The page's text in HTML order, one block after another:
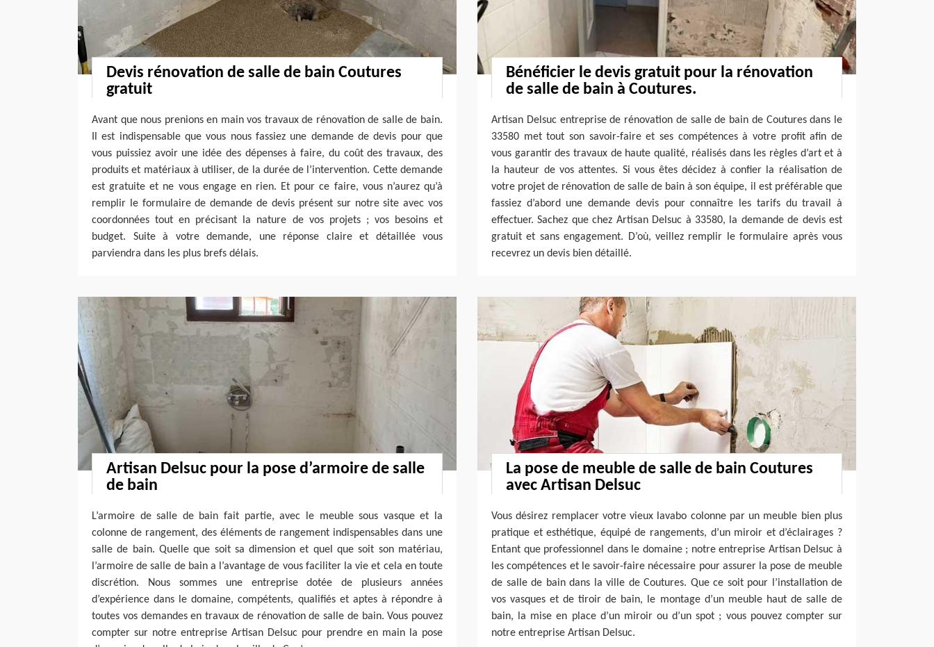
Devis rénovation de salle de bain Coutures
gratuit
Avant que nous prenions en main vos travaux de rénovation de salle de bain.
Il est indispensable que vous nous fassiez une demande de devis pour que
vous puissiez avoir une idée des dépenses à faire, du coût des travaux, des
produits et matériaux à utiliser, de la durée de l’intervention. Cette demande
est gratuite et ne vous engage en rien. Et pour ce faire, vous n’aurez qu’à
remplir le formulaire de demande de devis présent sur notre site avec vos
coordonnées tout en précisant la nature de vos projets ; vos besoins et
budget. Suite à votre demande, une réponse claire et détaillée vous
parviendra dans les plus brefs délais.
Bénéficier le devis gratuit pour la rénovation
de salle de bain à Coutures.
Artisan Delsuc entreprise de rénovation de salle de bain de Coutures dans le
33580 met tout son savoir-faire et ses compétences à votre profit afin de
vous garantir des travaux de haute qualité, réalisés dans les règles d’art et à
la hauteur de vos attentes. Si vous êtes décidez à confier la réalisation de
votre projet de rénovation de salle de bain à son équipe, il est préférable que
fassiez d’abord une demande devis pour connaître les tarifs du travail à
effectuer. Sachez que chez Artisan Delsuc à 33580, la demande de devis est
gratuit et sans engagement. D’où, veillez remplir le formulaire après vous
recevrez un devis bien détaillé.
Artisan Delsuc pour la pose d’armoire de salle
de bain
L’armoire de salle de bain fait partie, avec le meuble sous vasque et la
colonne de rangement, des éléments de rangement indispensables dans une
salle de bain. Quelle que soit sa dimension et quel que soit son matériau,
l’armoire de salle de bain a l’avantage de vous faciliter la vie et cela en toute
discrétion. Nous sommes une entreprise dotée de plusieurs années
d’expérience dans le domaine, compétents, qualifiés et aptes à répondre à
toutes vos demandes en travaux de rénovation de salle de bain. Vous pouvez
compter sur notre entreprise Artisan Delsuc pour prendre en main la pose
La pose de meuble de salle de bain Coutures
avec Artisan Delsuc
Vous désirez remplacer votre vieux lavabo colonne par un meuble bien plus
pratique et esthétique, équipé de rangements, d’un miroir et d’éclairages ?
Entant que professionnel dans le domaine ; notre entreprise Artisan Delsuc à
les compétences et le savoir-faire nécessaire pour assurer la pose de meuble
de salle de bain dans la ville de Coutures. Que ce soit pour l’installation de
vos vasques et de tiroir de bain, le montage d’un meuble haut de salle de
bain, la mise en place d’un miroir ou d’un spot ; vous pouvez compter sur
notre entreprise Artisan Delsuc.